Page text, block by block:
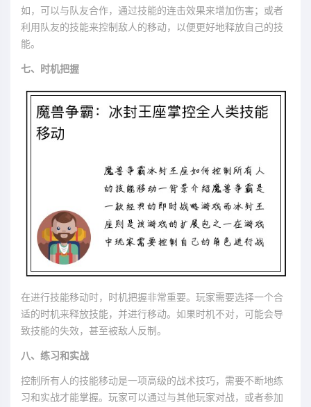
如，可以与队友合作，通过技能的连击效果来增加伤害；或者
利用队友的技能来控制敌人的移动，以便更好地释放自己的技
能。
七、时机把握
在进行技能移动时，时机把握非常重要。玩家需要选择一个合
适的时机来释放技能，并进行移动。如果时机不对，可能会导
致技能的失效，甚至被敌人反制。
八、练习和实战
控制所有人的技能移动是一项高级的战术技巧，需要不断地练
习和实战才能掌握。玩家可以通过与其他玩家对战，或者参加